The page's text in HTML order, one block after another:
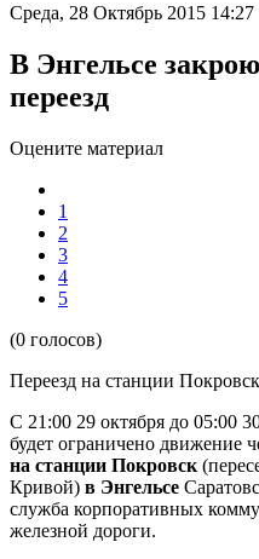
Среда, 28 Октябрь 2015 14:27
В Энгельсе
переезд
Оцените материал
1
2
3
4
5
(0 голосов)
Переезд на станции
С 21:00 29 октября до 05:00
будет ограничено движение
на станции Покровск
Кривой) в Энгельсе
служба корпоративных
железной дороги.